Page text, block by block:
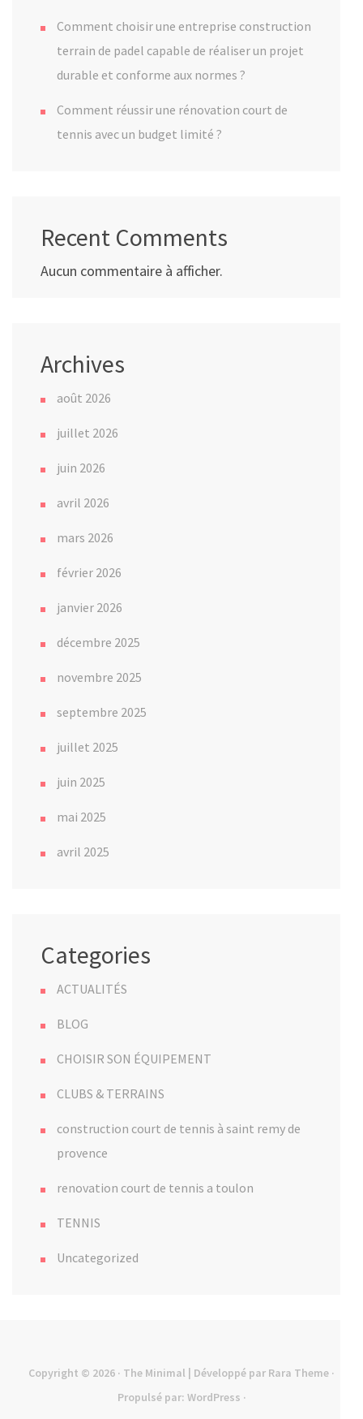
Comment choisir une entreprise construction
terrain de padel capable de réaliser un projet
durable et conforme aux normes ?
Comment réussir une rénovation court de
tennis avec un budget limité ?
Recent Comments
Aucun commentaire à afficher.
Archives
août 2026
juillet 2026
juin 2026
avril 2026
mars 2026
février 2026
janvier 2026
décembre 2025
novembre 2025
septembre 2025
juillet 2025
juin 2025
mai 2025
avril 2025
Categories
ACTUALITÉS
BLOG
CHOISIR SON ÉQUIPEMENT
CLUBS & TERRAINS
construction court de tennis à saint remy de
provence
renovation court de tennis a toulon
TENNIS
Uncategorized
Copyright © 2026 · The Minimal | Développé par Rara Theme ·
Propulsé par: WordPress ·